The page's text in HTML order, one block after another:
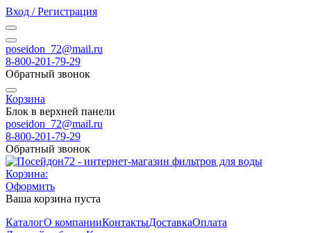
Вход / Регистрация
poseidon_72@mail.ru
8-800-201-79-29
Обратный звонок
Корзина
Блок в верхней панели
poseidon_72@mail.ru
8-800-201-79-29
Обратный звонок
Корзина:
Оформить
Ваша корзина пуста
КаталогО компанииКонтактыДоставкаОплата